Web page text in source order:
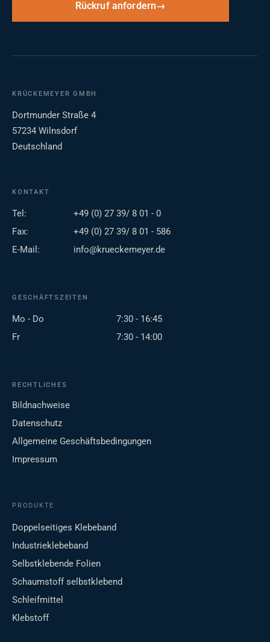
Rückruf anfordern
KRÜCKEMEYER GMBH
Dortmunder Straße 4
57234 Wilnsdorf
Deutschland
KONTAKT
Tel:
+49 (0) 27 39/ 8 01 - 0
Fax:
+49 (0) 27 39/ 8 01 - 586
E-Mail:
info@krueckemeyer.de
GESCHÄFTSZEITEN
Mo - Do
7:30 - 16:45
Fr
7:30 - 14:00
RECHTLICHES
Bildnachweise
Datenschutz
Allgemeine Geschäftsbedingungen
Impressum
PRODUKTE
Doppelseitiges Klebeband
Industrieklebeband
Selbstklebende Folien
Schaumstoff selbstklebend
Schleifmittel
Klebstoff